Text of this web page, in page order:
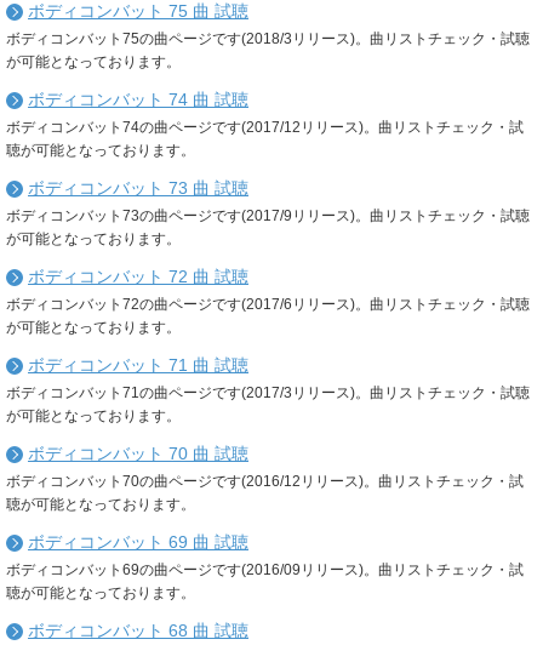
ボディコンバット 75 曲 試聴
ボディコンバット75の曲ページです(2018/3リリース)。曲リストチェック・試聴
が可能となっております。
ボディコンバット 74 曲 試聴
ボディコンバット74の曲ページです(2017/12リリース)。曲リストチェック・試
聴が可能となっております。
ボディコンバット 73 曲 試聴
ボディコンバット73の曲ページです(2017/9リリース)。曲リストチェック・試聴
が可能となっております。
ボディコンバット 72 曲 試聴
ボディコンバット72の曲ページです(2017/6リリース)。曲リストチェック・試聴
が可能となっております。
ボディコンバット 71 曲 試聴
ボディコンバット71の曲ページです(2017/3リリース)。曲リストチェック・試聴
が可能となっております。
ボディコンバット 70 曲 試聴
ボディコンバット70の曲ページです(2016/12リリース)。曲リストチェック・試
聴が可能となっております。
ボディコンバット 69 曲 試聴
ボディコンバット69の曲ページです(2016/09リリース)。曲リストチェック・試
聴が可能となっております。
ボディコンバット 68 曲 試聴